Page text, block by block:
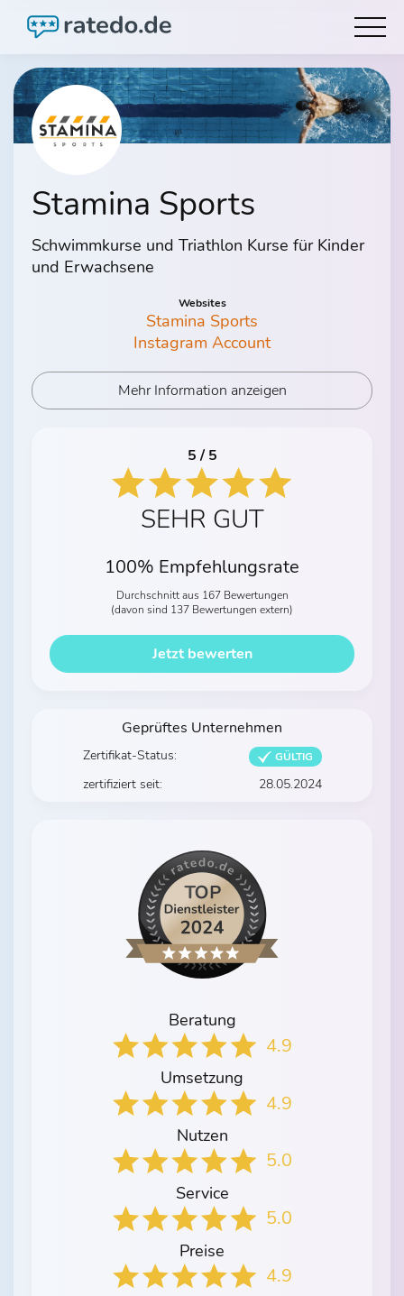
Stamina Sports
Schwimmkurse und Triathlon Kurse für Kinder
und Erwachsene
Websites
Stamina Sports
Instagram Account
Mehr Information anzeigen
5 / 5
SEHR GUT
100% Empfehlungsrate
Durchschnitt aus 167 Bewertungen
(davon sind 137 Bewertungen extern)
Jetzt bewerten
Geprüftes Unternehmen
Zertifikat-Status: GÜLTIG
zertifiziert seit: 28.05.2024
Beratung
4.9
Umsetzung
4.9
Nutzen
5.0
Service
5.0
Preise
4.9